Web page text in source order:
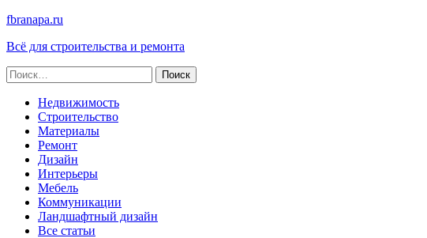
fbranapa.ru
Всё для строительства и ремонта
Найти:
Недвижимость
Строительство
Материалы
Ремонт
Дизайн
Интерьеры
Мебель
Коммуникации
Ландшафтный дизайн
Все статьи